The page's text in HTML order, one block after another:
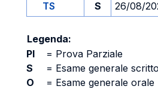
TS
S 26/08/
Legenda:
PI
= Prova Parziale
S
= Esame generale scritto
O
= Esame generale orale